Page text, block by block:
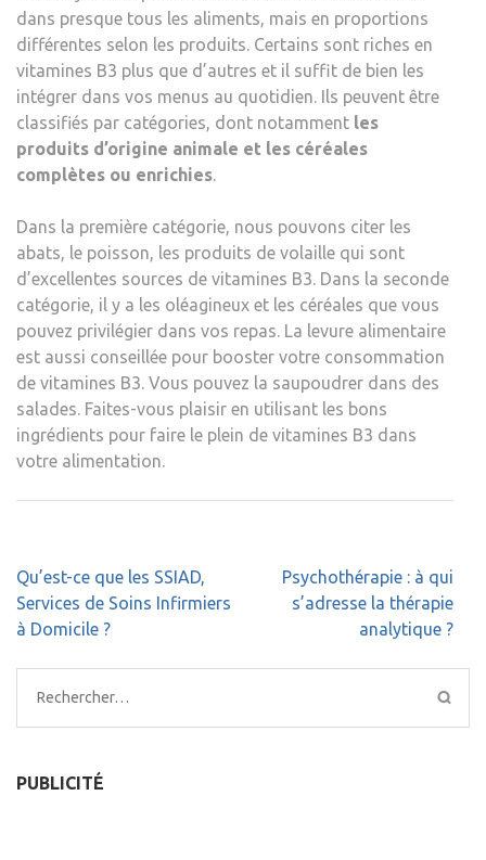
dans presque tous les aliments, mais en proportions
différentes selon les produits. Certains sont riches en
vitamines B3 plus que d’autres et il suffit de bien les
intégrer dans vos menus au quotidien. Ils peuvent être
classifiés par catégories, dont notamment les
produits d’origine animale et les céréales
complètes ou enrichies.
Dans la première catégorie, nous pouvons citer les
abats, le poisson, les produits de volaille qui sont
d’excellentes sources de vitamines B3. Dans la seconde
catégorie, il y a les oléagineux et les céréales que vous
pouvez privilégier dans vos repas. La levure alimentaire
est aussi conseillée pour booster votre consommation
de vitamines B3. Vous pouvez la saupoudrer dans des
salades. Faites-vous plaisir en utilisant les bons
ingrédients pour faire le plein de vitamines B3 dans
votre alimentation.
Navigation
de
l’article
Qu’est-ce que les SSIAD,
Services de Soins Infirmiers
à Domicile ?
Psychothérapie : à qui
s’adresse la thérapie
analytique ?
Rechercher :
PUBLICITÉ